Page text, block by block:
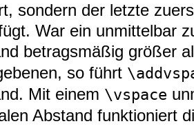
sondern der letzte
War ein unmittelbar
betragsmäßig größer
so führt
Mit einem \vspace
Abstand funktioniert